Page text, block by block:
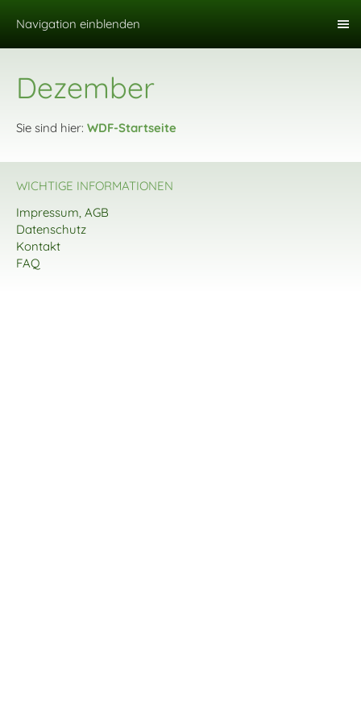
Navigation einblenden
Dezember
Sie sind hier: WDF-Startseite
WICHTIGE INFORMATIONEN
Impressum, AGB
Datenschutz
Kontakt
FAQ